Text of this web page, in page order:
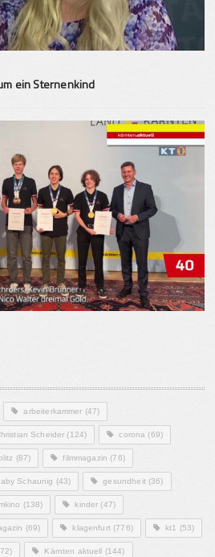
ein Sternenkind
arbeiterkammer (47)
Scheider (124) corona (69)
(87) filmmagazin (76)
Schaunig (43) gesundheit(36)
(138) kinder (47)
(69) klagenfurt(776) kt1 (53)
Kärnten aktuell (144)